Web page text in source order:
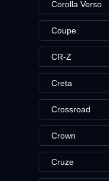
Corolla Verso
Coupe
CR-Z
Creta
Crossroad
Crown
Cruze